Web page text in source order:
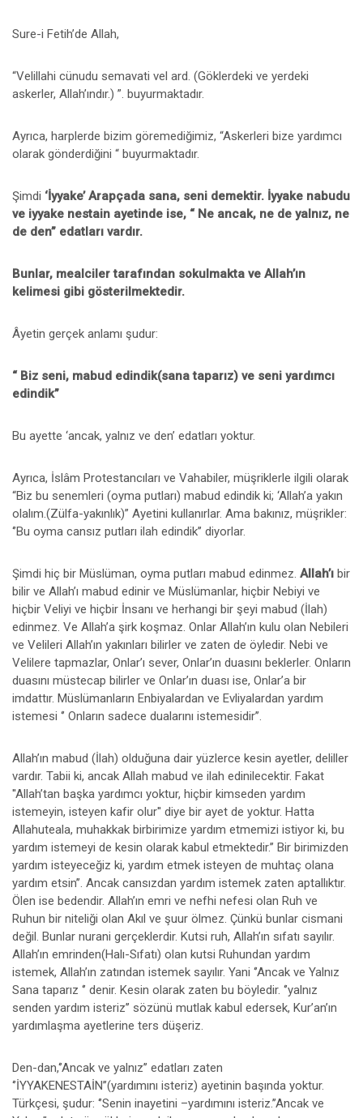
Sure-i Fetih’de Allah,
“Velillahi cünudu semavati vel ard. (Göklerdeki ve yerdeki
askerler, Allah’ındır.) ”. buyurmaktadır.
Ayrıca, harplerde bizim göremediğimiz, “Askerleri bize yardımcı
olarak gönderdiğini “ buyurmaktadır.
Şimdi ‘İyyake’ Arapçada sana, seni demektir. İyyake nabudu
ve iyyake nestain ayetinde ise, “ Ne ancak, ne de yalnız, ne
de den” edatları vardır.
Bunlar, mealciler tarafından sokulmakta ve Allah’ın
kelimesi gibi gösterilmektedir.
Âyetin gerçek anlamı şudur:
“ Biz seni, mabud edindik(sana taparız) ve seni yardımcı
edindik”
Bu ayette ‘ancak, yalnız ve den’ edatları yoktur.
Ayrıca, İslâm Protestancıları ve Vahabiler, müşriklerle ilgili olarak
“Biz bu senemleri (oyma putları) mabud edindik ki; ‘Allah’a yakın
olalım.(Zülfa-yakınlık)” Ayetini kullanırlar. Ama bakınız, müşrikler:
‘’Bu oyma cansız putları ilah edindik’’ diyorlar.
Şimdi hiç bir Müslüman, oyma putları mabud edinmez. Allah’ı bir
bilir ve Allah’ı mabud edinir ve Müslümanlar, hiçbir Nebiyi ve
hiçbir Veliyi ve hiçbir İnsanı ve herhangi bir şeyi mabud (İlah)
edinmez. Ve Allah’a şirk koşmaz. Onlar Allah’ın kulu olan Nebileri
ve Velileri Allah’ın yakınları bilirler ve zaten de öyledir. Nebi ve
Velilere tapmazlar, Onlar’ı sever, Onlar’ın duasını beklerler. Onların
duasını müstecap bilirler ve Onlar’ın duası ise, Onlar’a bir
imdattır. Müslümanların Enbiyalardan ve Evliyalardan yardım
istemesi ‘’ Onların sadece dualarını istemesidir’’.
Allah’ın mabud (İlah) olduğuna dair yüzlerce kesin ayetler, deliller
vardır. Tabii ki, ancak Allah mabud ve ilah edinilecektir. Fakat
''Allah’tan başka yardımcı yoktur, hiçbir kimseden yardım
istemeyin, isteyen kafir olur'' diye bir ayet de yoktur. Hatta
Allahuteala, muhakkak birbirimize yardım etmemizi istiyor ki, bu
yardım istemeyi de kesin olarak kabul etmektedir.’’ Bir birimizden
yardım isteyeceğiz ki, yardım etmek isteyen de muhtaç olana
yardım etsin’’. Ancak cansızdan yardım istemek zaten aptallıktır.
Ölen ise bedendir. Allah’ın emri ve nefhi nefesi olan Ruh ve
Ruhun bir niteliği olan Akıl ve şuur ölmez. Çünkü bunlar cismani
değil. Bunlar nurani gerçeklerdir. Kutsi ruh, Allah’ın sıfatı sayılır.
Allah’ın emrinden(Halı-Sıfatı) olan kutsi Ruhundan yardım
istemek, Allah’ın zatından istemek sayılır. Yani ‘’Ancak ve Yalnız
Sana taparız ‘’ denir. Kesin olarak zaten bu böyledir. ‘’yalnız
senden yardım isteriz’’ sözünü mutlak kabul edersek, Kur’an’ın
yardımlaşma ayetlerine ters düşeriz.
Den-dan,‘’Ancak ve yalnız’’ edatları zaten
‘’İYYAKENESTAİN’’(yardımını isteriz) ayetinin başında yoktur.
Türkçesi, şudur: ‘’Senin inayetini –yardımını isteriz.’’Ancak ve